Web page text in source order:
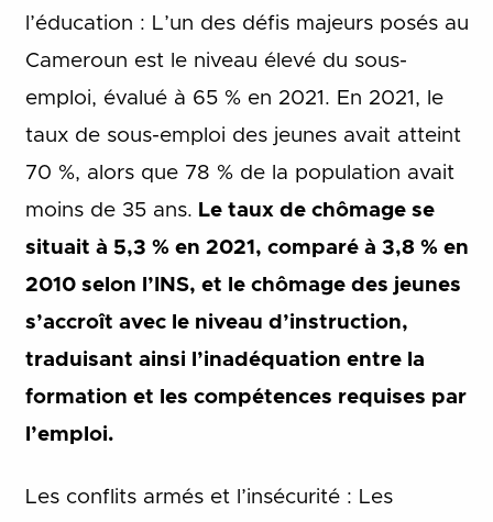
l’éducation : L’un des défis majeurs posés au
Cameroun est le niveau élevé du sous-
emploi, évalué à 65 % en 2021. En 2021, le
taux de sous-emploi des jeunes avait atteint
70 %, alors que 78 % de la population avait
moins de 35 ans. Le taux de chômage se
situait à 5,3 % en 2021, comparé à 3,8 % en
2010 selon l’INS, et le chômage des jeunes
s’accroît avec le niveau d’instruction,
traduisant ainsi l’inadéquation entre la
formation et les compétences requises par
l’emploi.
Les conflits armés et l’insécurité : Les